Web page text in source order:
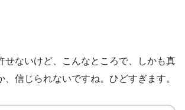
せないけど、こんなところで、しかも真
、信じられないですね。ひどすぎます。